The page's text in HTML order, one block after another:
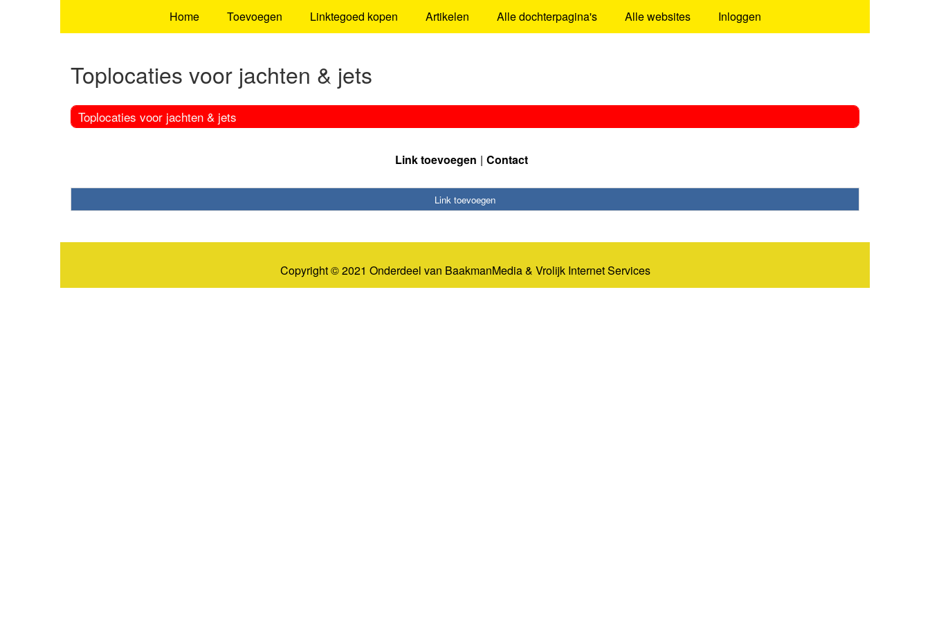
Home Toevoegen Linktegoed kopen Artikelen Alle dochterpagina's Alle websites Inloggen
Toplocaties voor jachten & jets
Toplocaties voor jachten & jets
Link toevoegen Contact
Link toevoegen
Copyright © 2021 Onderdeel van BaakmanMedia& Vrolijk Internet Services